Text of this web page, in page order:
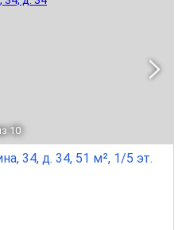
10
34, д. 34, 51 м², 1/5 эт.